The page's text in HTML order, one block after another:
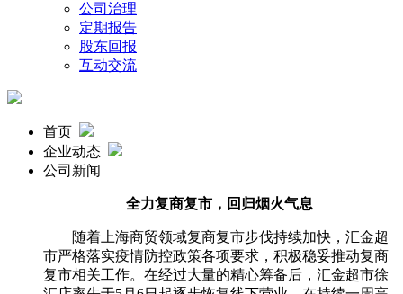
公司治理
定期报告
股东回报
互动交流
首页
企业动态
公司新闻
全力复商复市，回归烟火气息
随着上海商贸领域复商复市步伐持续加快，汇金超
市严格落实疫情防控政策各项要求，积极稳妥推动复商
复市相关工作。在经过大量的精心筹备后，汇金超市徐